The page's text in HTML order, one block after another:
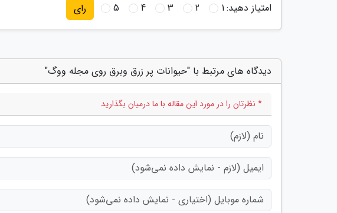
امتیاز دهید:1
2
3
4
5 رای
دیدگاه های مرتبط با "حیوانات پر زرق وبرق روی مجله ووگ"
* نظرتان را در مورد این مقاله با ما درمیان بگذارید